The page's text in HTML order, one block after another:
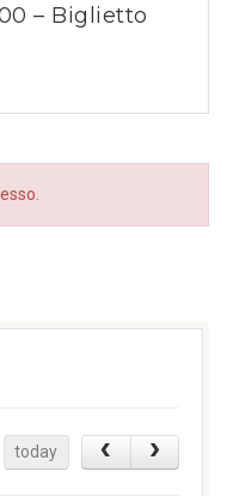
– Biglietto
today